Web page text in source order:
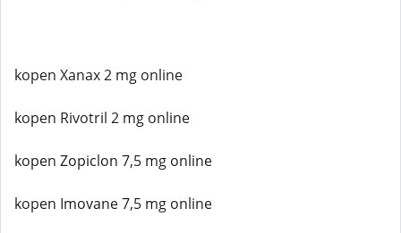
kopen Xanax 2 mg online
kopen Rivotril 2 mg online
kopen Zopiclon 7,5 mg online
kopen Imovane 7,5 mg online